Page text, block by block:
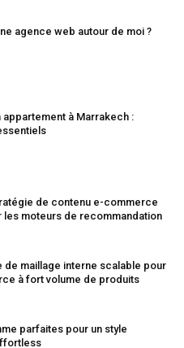
agence web autour de moi ?
appartement à Marrakech :
de contenu e-commerce
moteurs de recommandation
de maillage interne scalable pour
à fort volume de produits
parfaites pour un style